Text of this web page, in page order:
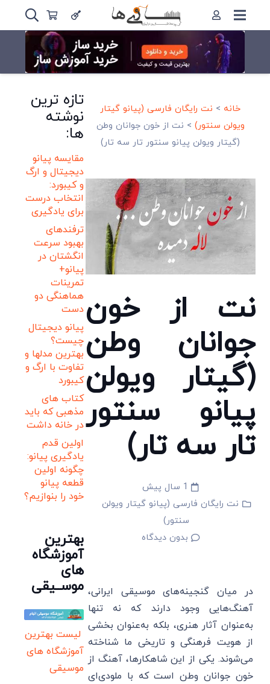
خانه > نت رایگان فارسی (پیانو گیتار
ویولن سنتور) > نت از خون جوانان وطن
(گیتار ویولن پیانو سنتور تار سه تار)
نت از خون
جوانان وطن
(گیتار ویولن
پیانو سنتور
تار سه تار)
1 سال پیش
نت رایگان فارسی (پیانو گیتار ویولن
سنتور)
بدون دیدگاه
در میان گنجینه‌های موسیقی ایرانی،
آهنگ‌هایی وجود دارند که نه تنها
به‌عنوان آثار هنری، بلکه به‌عنوان بخشی
از هویت فرهنگی و تاریخی ما شناخته
می‌شوند. یکی از این شاهکارها، آهنگ از
خون جوانان وطن است که با ملودی‌ای
تازه ترین
نوشته
ها:
مقایسه پیانو
دیجیتال و ارگ
و کیبورد:
انتخاب درست
برای یادگیری
ترفندهای
بهبود سرعت
انگشتان در
پیانو+
تمرینات
هماهنگی دو
دست
پیانو دیجیتال
چیست؟
بهترین مدلها و
تفاوت با ارگ و
کیبورد
کتاب های
مذهبی که باید
در خانه داشت
اولین قدم
یادگیری پیانو:
چگونه اولین
قطعه پیانو
خود را بنوازیم؟
بهترین
آموزشگاه
های
موســیقی
لیست بهترین
آموزشگاه های
موسیقی
نت رایگان